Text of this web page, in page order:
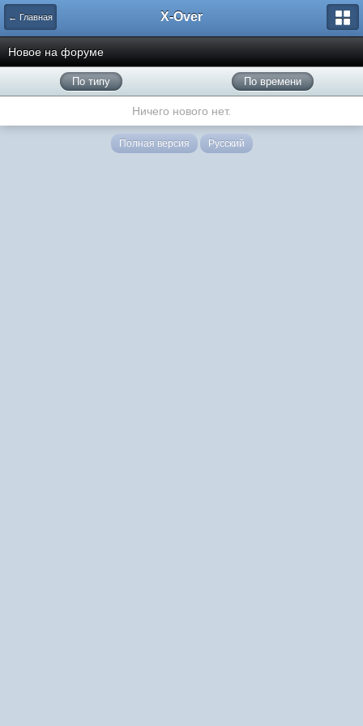
← Главная X-Over
Новое на форуме
По типу По времени
Ничего нового нет.
Полная версия Русский